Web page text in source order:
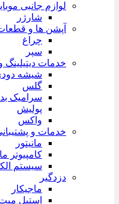
لوازم جانبی
شارژر
آپشن ها و
چراغ
سپر
خدمات دیتیلینگ
شیشه
گلس
سرامیک
پولیش
واکس
خدمات و
مانیتور
کامپیوتر
سیستم
دزدگیر
ماجیکار
استیل